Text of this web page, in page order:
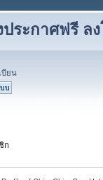
ประกาศฟรี
บียน
ก